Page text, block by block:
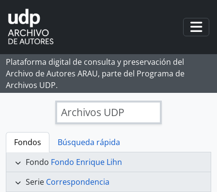
Skip to main content
Plataforma digital de consulta y preservación del
Archivo de Autores ARAU, parte del Programa de
Archivos UDP.
Archivos UDP
Fondos
Búsqueda rápida
Fondo Fondo Enrique Lihn
Serie Correspondencia